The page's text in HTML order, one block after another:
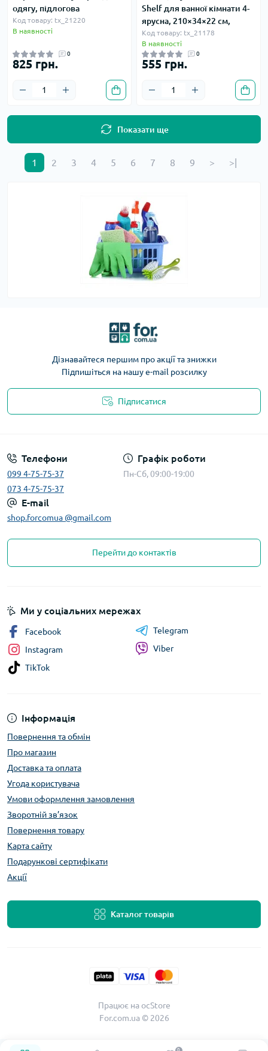
одягу, підлогова
Код товару: tx_21220
В наявності
0
825 грн.
Shelf для ванної кімнати 4-
ярусна, 210×34×22 см,
Код товару: tx_21178
В наявності
0
555 грн.
Показати ще
1 2 3 4 5 6 7 8 9 > >|
Дізнавайтеся першим про акції та знижки
Підпишіться на нашу e-mail розсилку
Підписатися
Телефони
099 4-75-75-37
073 4-75-75-37
Графік роботи
Пн-Сб, 09:00-19:00
E-mail
shop.forcomua @gmail.com
Перейти до контактів
Інформація
Повернення та обмін
Про магазин
Доставка та оплата
Угода користувача
Умови оформлення замовлення
Зворотній зв’язок
Повернення товару
Карта сайту
Подарункові сертифікати
Акції
Каталог товарів
Ми у соціальних мережах
Facebook
Instagram
TikTok
Telegram
Viber
Працює наocStore
For.com.ua © 2026